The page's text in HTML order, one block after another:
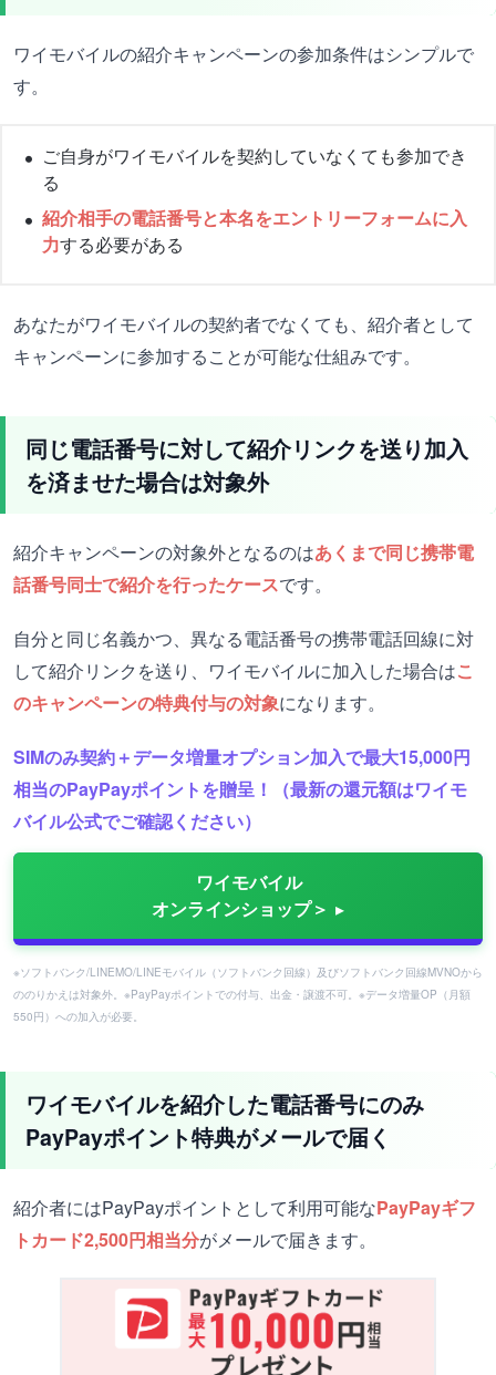
ワイモバイルの紹介キャンペーンの参加条件はシンプルで
す。
ご自身がワイモバイルを契約していなくても参加でき
る
紹介相手の電話番号と本名をエントリーフォームに入
力する必要がある
あなたがワイモバイルの契約者でなくても、紹介者として
キャンペーンに参加することが可能な仕組みです。
同じ電話番号に対して紹介リンクを送り加入
を済ませた場合は対象外
紹介キャンペーンの対象外となるのはあくまで同じ携帯電
話番号同士で紹介を行ったケースです。
自分と同じ名義かつ、異なる電話番号の携帯電話回線に対
して紹介リンクを送り、ワイモバイルに加入した場合はこ
のキャンペーンの特典付与の対象になります。
SIMのみ契約＋データ増量オプション加入で最大15,000円
相当のPayPayポイントを贈呈！（最新の還元額はワイモ
バイル公式でご確認ください）
ワイモバイル
オンラインショップ＞
※ソフトバンク/LINEMO/LINEモバイル（ソフトバンク回線）及びソフトバンク回線MVNOから
ののりかえは対象外。※PayPayポイントでの付与、出金・譲渡不可。※データ増量OP（月額
550円）への加入が必要。
ワイモバイルを紹介した電話番号にのみ
PayPayポイント特典がメールで届く
紹介者にはPayPayポイントとして利用可能なPayPayギフ
トカード2,500円相当分がメールで届きます。